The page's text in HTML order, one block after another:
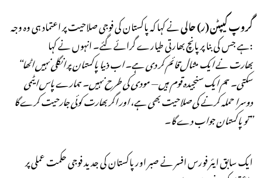
گروپ کیپٹن (ر) حالینے کہا کہ پاکستان کی فوجی صلاحیت پر اعتماد ہی وہ وجہ
ہے جس کی بنا پر پانچ بھارتی طیارے گرائے گئے۔ انہوں نے کہا:
“بھارت نے ایک مثال قائم کر دی ہے۔ اب دنیا پاکستان پر انگلی نہیں اٹھا
سکتی۔ ہم ایک سنجیدہ قوم ہیں — مودی کی طرح نہیں۔ ہمارے پاس ایٹمی
دوسرا حملہ کرنے کی صلاحیت بھی ہے، اور اگر بھارت کوئی جارحیت کرے گا
تو پاکستان جواب دے گا۔”
ایک سابق ایئر فورس افسر نے صبر اور پاکستان کی جدید فوجی حکمت عملی پر